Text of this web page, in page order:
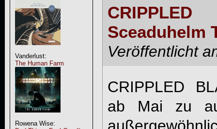
Vanderlust:
The Human Farm
Rowena Wise:
CRIPPLED
Sceaduhelm
Veröffentlicht
CRIPPLED
ab Mai zu